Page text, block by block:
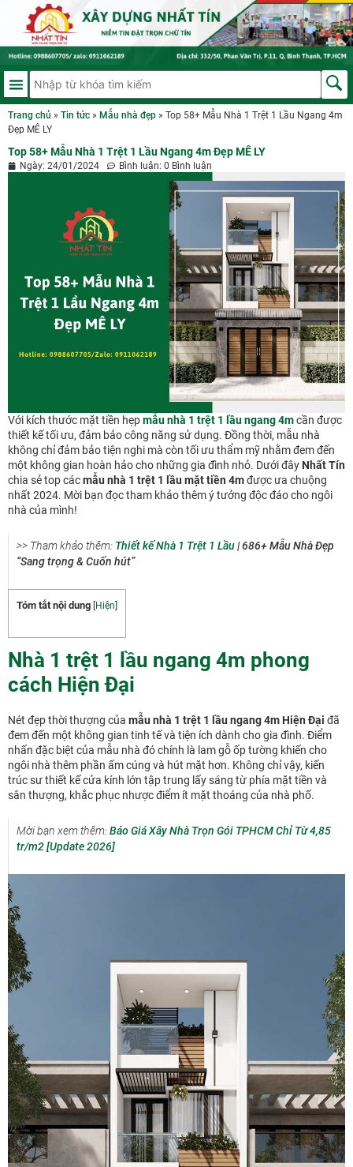
Trang chủ » Tin tức » Mẫu nhà đẹp » Top 58+ Mẫu Nhà 1 Trệt 1 Lầu Ngang 4m
Đẹp MÊ LY
Top 58+ Mẫu Nhà 1 Trệt 1 Lầu Ngang 4m Đẹp MÊ LY
Ngày: 24/01/2024 Bình luận: 0 Bình luận
Với kích thước mặt tiền hẹpmẫu nhà 1 trệt 1 lầu ngang 4mcần được
thiết kế tối ưu, đảm bảo công năng sử dụng. Đồng thời, mẫu nhà
không chỉ đảm bảo tiện nghi mà còn tối ưu thẩm mỹ nhằm đem đến
một không gian hoàn hảo cho những gia đình nhỏ. Dưới đây Nhất Tín
chia sẻ top cácmẫu nhà 1 trệt 1 lầu mặt tiền 4mđược ưa chuộng
nhất 2024. Mời bạn đọc tham khảo thêm ý tưởng độc đáo cho ngôi
nhà của mình!
>> Tham khảo thêm: Thiết kế Nhà 1 Trệt 1 Lầu| 686+ Mẫu Nhà Đẹp
“Sang trọng & Cuốn hút”
Tóm tắt nội dung Hiện
Nhà 1 trệt 1 lầu ngang 4m phong
cách Hiện Đại
Nét đẹp thời thượng của mẫu nhà 1 trệt 1 lầu ngang 4m Hiện Đại đã
đem đến một không gian tinh tế và tiện ích dành cho gia đình. Điểm
nhấn đặc biệt của mẫu nhà đó chính là lam gỗ ốp tường khiến cho
ngôi nhà thêm phần ấm cúng và hút mặt hơn. Không chỉ vậy, kiến
trúc sư thiết kế cửa kính lớn tập trung lấy sáng từ phía mặt tiền và
sân thượng, khắc phục nhược điểm ít mặt thoáng của nhà phố.
Mời bạn xem thêm:Báo Giá Xây Nhà Trọn Gói TPHCM Chỉ Từ 4,85
tr/m2 [Update 2026]